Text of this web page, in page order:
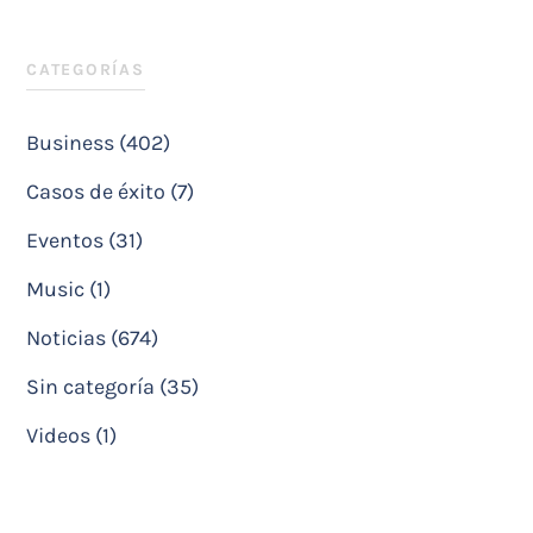
CATEGORÍAS
Business (402)
Casos de éxito (7)
Eventos (31)
Music (1)
Noticias (674)
Sin categoría (35)
Videos (1)